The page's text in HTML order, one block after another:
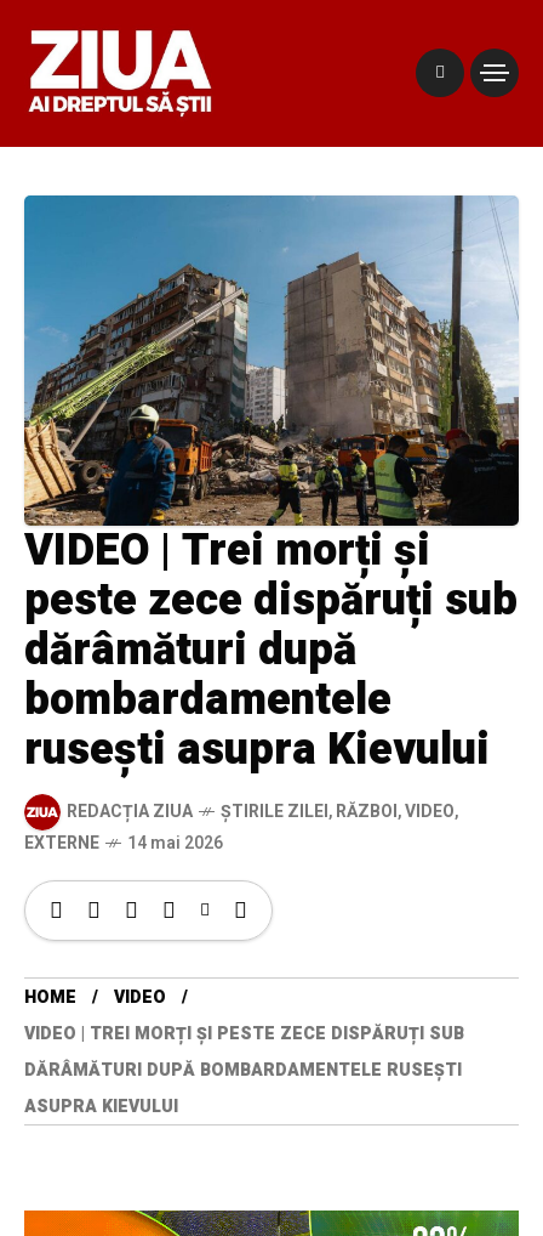
VIDEO | Trei morți și
peste zece dispăruți sub
dărâmături după
bombardamentele
rusești asupra Kievului
REDACȚIA ZIUA ȘTIRILE ZILEI,RĂZBOI,VIDEO,
EXTERNE
14 mai 2026
HOME
VIDEO
VIDEO | TREI MORȚI ȘI PESTE ZECE DISPĂRUȚI SUB
DĂRÂMĂTURI DUPĂ BOMBARDAMENTELE RUSEȘTI
ASUPRA KIEVULUI